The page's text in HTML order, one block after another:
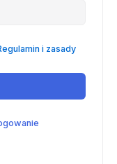
i zasady